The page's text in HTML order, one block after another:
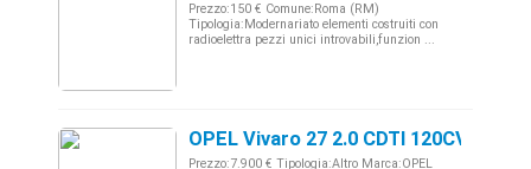
Prezzo:150 € Comune:Roma (RM)
Tipologia:Modernariato elementi costruiti con
radioelettra pezzi unici introvabili,funzion ...
OPEL Vivaro 27 2.0 CDTI 120CV PC-
Prezzo:7.900 € Tipologia:Altro Marca:OPEL